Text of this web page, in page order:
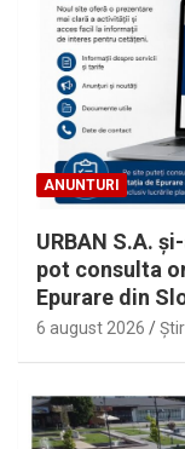
ANUNTURI
URBAN S.A.
pot consulta
Epurare din
6 august 2026